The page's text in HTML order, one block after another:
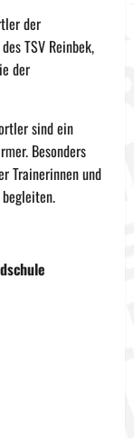
der
TSV Reinbek,
der
sind ein
Besonders
Trainerinnen und